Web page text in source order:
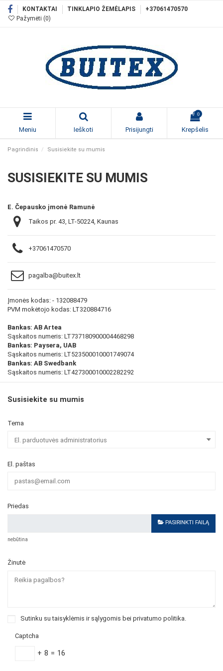
KONTAKTAI TINKLAPIO ŽEMĖLAPIS
+37061470570
Pažymėti (0)
Meniu Ieškoti Prisijungti
0
Krepšelis
Pagrindinis Susisiekite su mumis
SUSISIEKITE SU MUMIS
E. Čepausko įmonė Ramunė
Taikos pr. 43, LT-50224, Kaunas
+37061470570
pagalba@buitex.lt
Įmonės kodas: - 132088479
PVM mokėtojo kodas: LT320884716
Bankas: AB Artea
Sąskaitos numeris: LT737180900004468298
Bankas: Paysera, UAB
Sąskaitos numeris: LT523500010001749074
Bankas: AB Swedbank
Sąskaitos numeris: LT427300010002282292
Susisiekite su mumis
Tema
El. paštas
Priedas
PASIRINKTI FAILĄ
nebūtina
Žinutė
Sutinku su taisyklėmis ir sąlygomis bei privatumo politika.
Captcha
+ 8 = 16